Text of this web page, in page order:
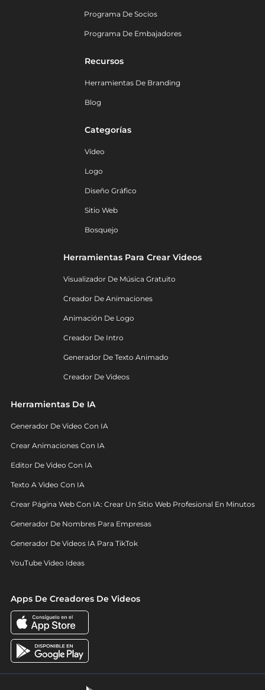
Programa De Socios
Programa De Embajadores
Recursos
Herramientas De Branding
Blog
Categorías
Vídeo
Logo
Diseño Gráfico
Sitio Web
Bosquejo
Herramientas Para Crear Videos
Visualizador De Música Gratuito
Creador De Animaciones
Animación De Logo
Creador De Intro
Generador De Texto Animado
Creador De Videos
Herramientas De IA
Generador De Video Con IA
Crear Animaciones Con IA
Editor De Video Con IA
Texto A Video Con IA
Crear Página Web Con IA: Crear Un Sitio Web Profesional En Minutos
Generador De Nombres Para Empresas
Generador De Videos IA Para TikTok
YouTube Video Ideas
Apps De Creadores De Videos